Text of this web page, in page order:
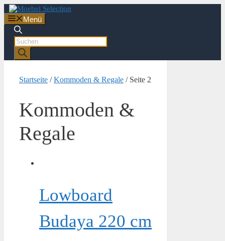
Zum
Inhalt
springen
Menü
Products
search
Startseite /Kommoden & Regale / Seite 2
Kommoden &
Regale
Lowboard
Budaya 220 cm